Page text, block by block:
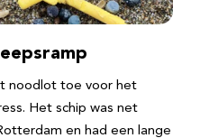
noodlot toe voor het
Het schip was net
en had een lange